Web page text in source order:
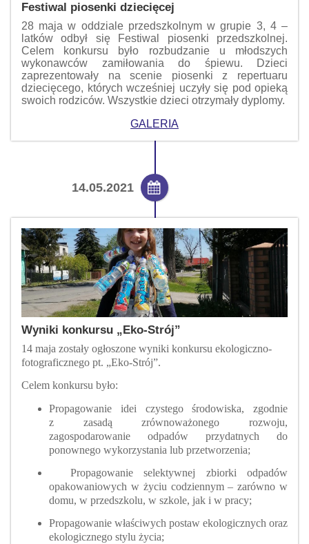
Festiwal piosenki dziecięcej
28 maja w oddziale przedszkolnym w grupie 3, 4 –
latków odbył się Festiwal piosenki przedszkolnej.
Celem konkursu było rozbudzanie u młodszych
wykonawców zamiłowania do śpiewu. Dzieci
zaprezentowały na scenie piosenki z repertuaru
dziecięcego, których wcześniej uczyły się pod opieką
swoich rodziców. Wszystkie dzieci otrzymały dyplomy.
GALERIA
14.05.2021
Wyniki konkursu „Eko-Strój”
14 maja zostały ogłoszone wyniki konkursu ekologiczno-
fotograficznego pt. „Eko-Strój”.
Celem konkursu było:
Propagowanie idei czystego środowiska, zgodnie
z zasadą zrównoważonego rozwoju,
zagospodarowanie odpadów przydatnych do
ponownego wykorzystania lub przetworzenia;
Propagowanie selektywnej zbiorki odpadów
opakowaniowych w życiu codziennym – zarówno w
domu, w przedszkolu, w szkole, jak i w pracy;
Propagowanie właściwych postaw ekologicznych oraz
ekologicznego stylu życia;